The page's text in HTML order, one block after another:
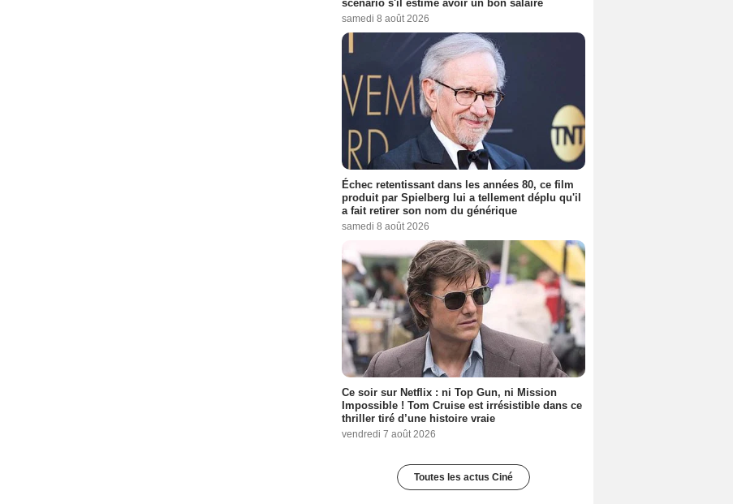
scénario s'il estime avoir un bon salaire
samedi 8 août 2026
Échec retentissant dans les années 80, ce film
produit par Spielberg lui a tellement déplu qu'il
a fait retirer son nom du générique
samedi 8 août 2026
Ce soir sur Netflix : ni Top Gun, ni Mission
Impossible ! Tom Cruise est irrésistible dans ce
thriller tiré d’une histoire vraie
vendredi 7 août 2026
Toutes les actus Ciné